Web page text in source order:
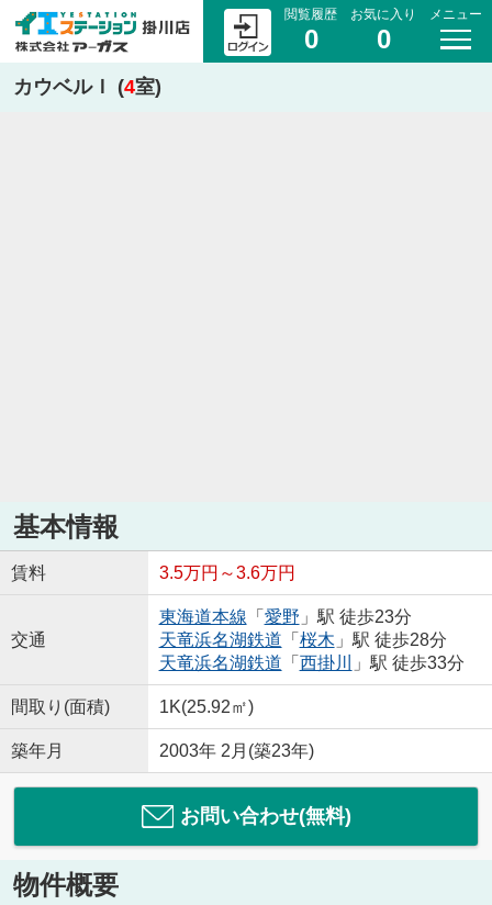
閲覧履歴
0
お気に入り
0
メニュー
カウベルＩ (4室)
基本情報
賃料 3.5万円～3.6万円
交通
東海道本線 「 愛野 」駅 徒歩23分
天竜浜名湖鉄道 「 桜木 」駅 徒歩28分
天竜浜名湖鉄道 「 西掛川 」駅 徒歩33分
間取り(面積) 1K(25.92㎡)
築年月 2003年 2月(築23年)
お問い合わせ(無料)
物件概要